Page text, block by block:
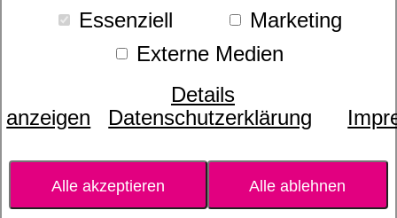
Essenziell
Marketing
Externe Medien
Details
anzeigen
Datenschutzerklärung
Alle akzeptieren Alle ablehnen
ganzheitlich betrachtet. Incl.
Produkt Proben zur
Unterstützung